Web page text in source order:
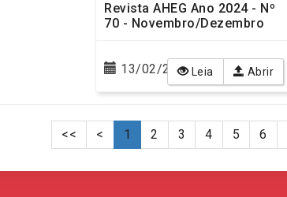
Revista AHEG Ano 2024 - Nº
70 - Novembro/Dezembro
13/02/2025Leia Abrir
<< < 1 2 3 4 5 6